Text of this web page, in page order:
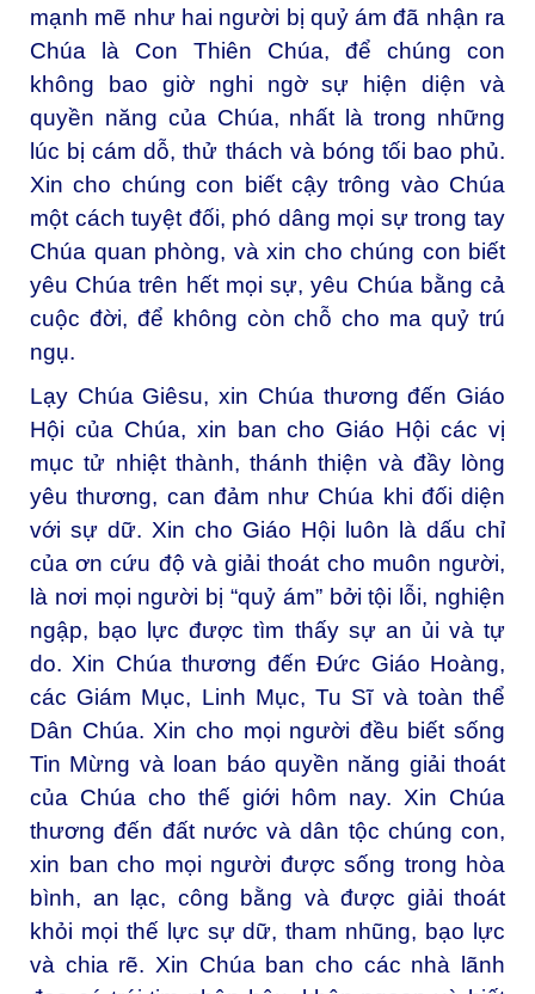
mạnh mẽ như hai người bị quỷ ám đã nhận ra
Chúa là Con Thiên Chúa, để chúng con
không bao giờ nghi ngờ sự hiện diện và
quyền năng của Chúa, nhất là trong những
lúc bị cám dỗ, thử thách và bóng tối bao phủ.
Xin cho chúng con biết cậy trông vào Chúa
một cách tuyệt đối, phó dâng mọi sự trong tay
Chúa quan phòng, và xin cho chúng con biết
yêu Chúa trên hết mọi sự, yêu Chúa bằng cả
cuộc đời, để không còn chỗ cho ma quỷ trú
ngụ.
Lạy Chúa Giêsu, xin Chúa thương đến Giáo
Hội của Chúa, xin ban cho Giáo Hội các vị
mục tử nhiệt thành, thánh thiện và đầy lòng
yêu thương, can đảm như Chúa khi đối diện
với sự dữ. Xin cho Giáo Hội luôn là dấu chỉ
của ơn cứu độ và giải thoát cho muôn người,
là nơi mọi người bị “quỷ ám” bởi tội lỗi, nghiện
ngập, bạo lực được tìm thấy sự an ủi và tự
do. Xin Chúa thương đến Đức Giáo Hoàng,
các Giám Mục, Linh Mục, Tu Sĩ và toàn thể
Dân Chúa. Xin cho mọi người đều biết sống
Tin Mừng và loan báo quyền năng giải thoát
của Chúa cho thế giới hôm nay. Xin Chúa
thương đến đất nước và dân tộc chúng con,
xin ban cho mọi người được sống trong hòa
bình, an lạc, công bằng và được giải thoát
khỏi mọi thế lực sự dữ, tham nhũng, bạo lực
và chia rẽ. Xin Chúa ban cho các nhà lãnh